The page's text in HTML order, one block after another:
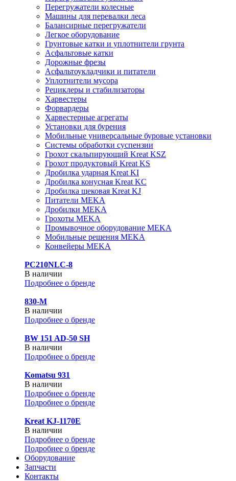
Перегружатели колесные
Машины для перевалки леса
Балансирные перегружатели
Легкое оборудование
Грунтовые катки и уплотнители грунта
Асфальтовые катки
Дорожные фрезы
Асфальтоукладчики и питатели
Уплотнители мусора
Рециклеры и стабилизаторы
Харвестеры
Форвардеры
Харвестерные агрегаты
Установки для бурения
Мобильные универсальные буровые установки
Системы обработки суспензии
Грохот скальпирующий Kreat KSZ
Грохот продуктовый Kreat KS
Дробилка ударная Kreat KI
Дробилка конусная Kreat KC
Дробилка щековая Kreat KJ
Питатели MEKA
Дробилки MEKA
Грохоты MEKA
Промывочное оборудование MEKA
Мобильные решения MEKA
Конвейеры MEKA
PC210NLC-8
В наличии
Подробнее о бренде
830-М
В наличии
Подробнее о бренде
BW 151 AD-50 SH
В наличии
Подробнее о бренде
Komatsu 931
В наличии
Подробнее о бренде
Подробнее о бренде
Kreat KJ-1170E
В наличии
Подробнее о бренде
Подробнее о бренде
Оборудование
Запчасти
Контакты